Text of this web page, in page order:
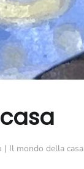
| Il mondo della casa